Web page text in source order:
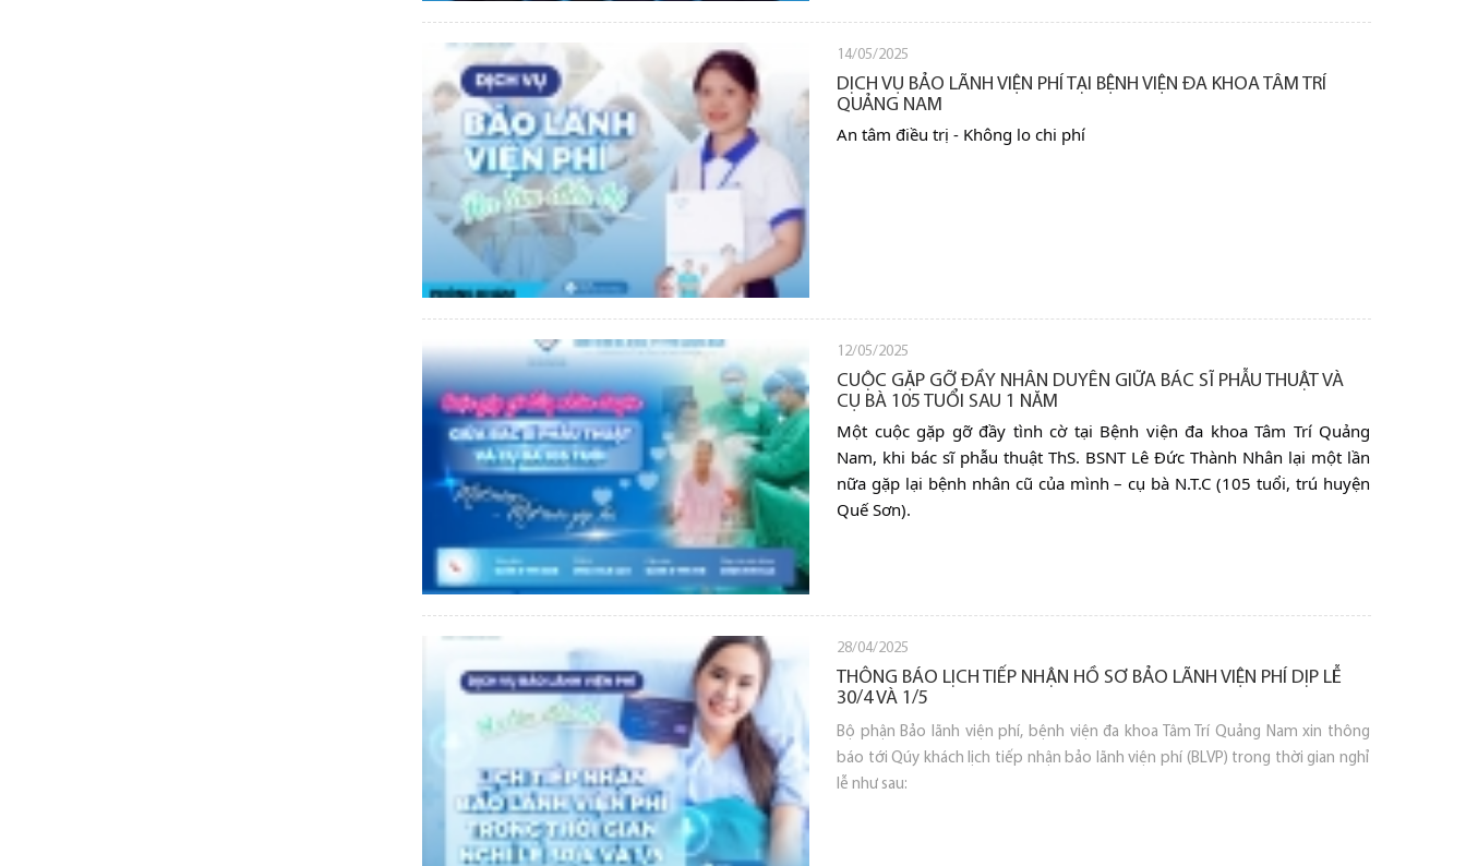
14/05/2025
DỊCH VỤ BẢO LÃNH VIỆN PHÍ TẠI BỆNH VIỆN ĐA KHOA TÂM TRÍ
QUẢNG NAM
An tâm điều trị - Không lo chi phí
12/05/2025
CUỘC GẶP GỠ ĐẦY NHÂN DUYÊN GIỮA BÁC SĨ PHẪU THUẬT VÀ
CỤ BÀ 105 TUỔI SAU 1 NĂM
Một cuộc gặp gỡ đầy tình cờ tại Bệnh viện đa khoa Tâm Trí Quảng
Nam, khi bác sĩ phẫu thuật ThS. BSNT Lê Đức Thành Nhân lại một lần
nữa gặp lại bệnh nhân cũ của mình – cụ bà N.T.C (105 tuổi, trú huyện
Quế Sơn).
28/04/2025
THÔNG BÁO LỊCH TIẾP NHẬN HỒ SƠ BẢO LÃNH VIỆN PHÍ DỊP LỄ
30/4 VÀ 1/5
Bộ phận Bảo lãnh viện phí, bệnh viện đa khoa Tâm Trí Quảng Nam xin thông
báo tới Qúy khách lịch tiếp nhận bảo lãnh viện phí (BLVP) trong thời gian nghỉ
lễ như sau: